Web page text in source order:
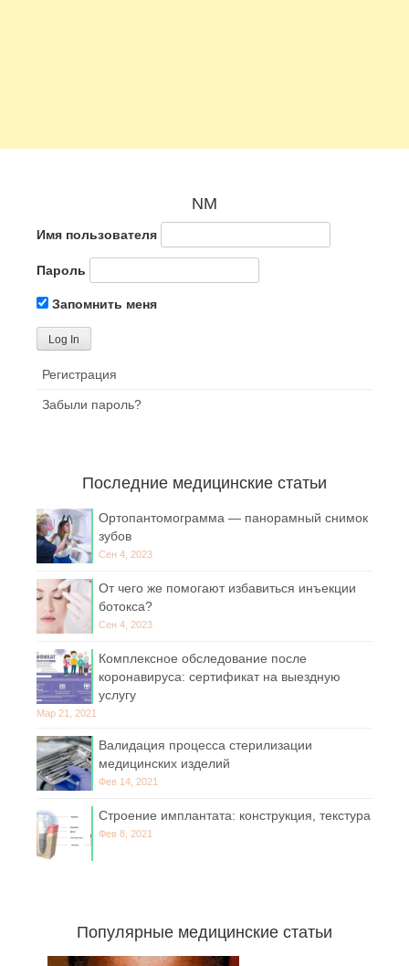
NM
Имя пользователя
Пароль
Запомнить меня
Регистрация
Забыли пароль?
Последние медицинские статьи
Ортопантомограмма — панорамный снимок
зубов
Сен 4, 2023
От чего же помогают избавиться инъекции
ботокса?
Сен 4, 2023
Комплексное обследование после
коронавируса: сертификат на выездную
услугу
Мар 21, 2021
Валидация процесса стерилизации
медицинских изделий
Фев 14, 2021
Строение имплантата: конструкция, текстура
Фев 8, 2021
Популярные медицинские статьи